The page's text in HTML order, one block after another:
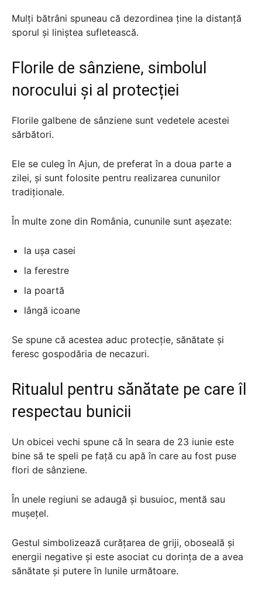
Mulți bătrâni spuneau că dezordinea ține la distanță
sporul și liniștea sufletească.
Florile de sânziene, simbolul
norocului și al protecției
Florile galbene de sânziene sunt vedetele acestei
sărbători.
Ele se culeg în Ajun, de preferat în a doua parte a
zilei, și sunt folosite pentru realizarea cununilor
tradiționale.
În multe zone din România, cununile sunt așezate:
la ușa casei
la ferestre
la poartă
lângă icoane
Se spune că acestea aduc protecție, sănătate și
feresc gospodăria de necazuri.
Ritualul pentru sănătate pe care îl
respectau bunicii
Un obicei vechi spune că în seara de 23 iunie este
bine să te speli pe față cu apă în care au fost puse
flori de sânziene.
În unele regiuni se adaugă și busuioc, mentă sau
mușețel.
Gestul simbolizează curățarea de griji, oboseală și
energii negative și este asociat cu dorința de a avea
sănătate și putere în lunile următoare.